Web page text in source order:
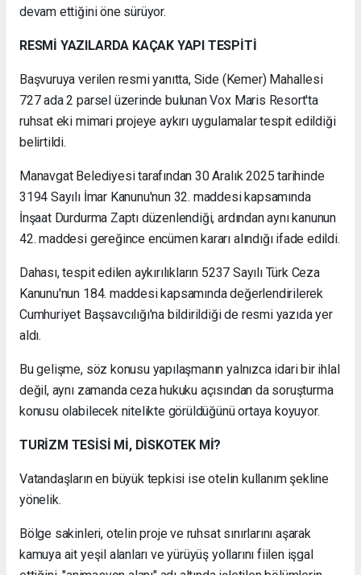
devam ettiğini öne sürüyor.
RESMİ YAZILARDA KAÇAK YAPI TESPİTİ
Başvuruya verilen resmi yanıtta, Side (Kemer) Mahallesi
727 ada 2 parsel üzerinde bulunan Vox Maris Resort'ta
ruhsat eki mimari projeye aykırı uygulamalar tespit edildiği
belirtildi.
Manavgat Belediyesi tarafından 30 Aralık 2025 tarihinde
3194 Sayılı İmar Kanunu'nun 32. maddesi kapsamında
İnşaat Durdurma Zaptı düzenlendiği, ardından aynı kanunun
42. maddesi gereğince encümen kararı alındığı ifade edildi.
Dahası, tespit edilen aykırılıkların 5237 Sayılı Türk Ceza
Kanunu'nun 184. maddesi kapsamında değerlendirilerek
Cumhuriyet Başsavcılığı'na bildirildiği de resmi yazıda yer
aldı.
Bu gelişme, söz konusu yapılaşmanın yalnızca idari bir ihlal
değil, aynı zamanda ceza hukuku açısından da soruşturma
konusu olabilecek nitelikte görüldüğünü ortaya koyuyor.
TURİZM TESİSİ Mİ, DİSKOTEK Mİ?
Vatandaşların en büyük tepkisi ise otelin kullanım şekline
yönelik.
Bölge sakinleri, otelin proje ve ruhsat sınırlarını aşarak
kamuya ait yeşil alanları ve yürüyüş yollarını fiilen işgal